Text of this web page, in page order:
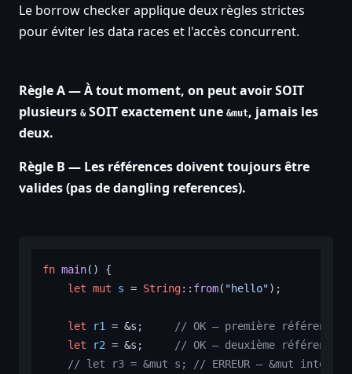
Le borrow checker applique deux règles strictes
pour éviter les data races et l'accès concurrent.
Règle A — À tout moment, on peut avoir SOIT
plusieurs & SOIT exactement une &mut, jamais les
deux.
Règle B — Les références doivent toujours être
valides (pas de dangling references).
fn main() {
let mut s = String:: from( "hello");
let r1 = &s;
// OK — première référence
let
r2 = &s;
// OK — deuxième référence
// let r3 = &mut s; // ERREUR — &mut